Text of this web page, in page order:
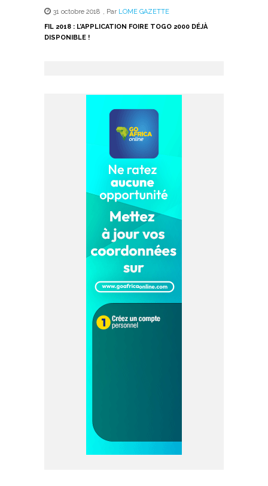
31 octobre 2018 , Par LOME GAZETTE
FIL 2018 : L’APPLICATION FOIRE TOGO 2000 DÉJÀ
DISPONIBLE !